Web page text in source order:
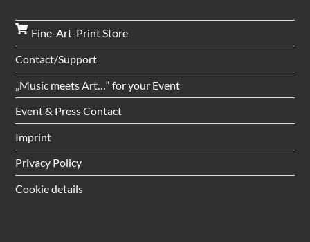
Fine-Art-Print Store
Contact/Support
„Music meets Art…“ for your Event
Event & Press Contact
Imprint
Privacy Policy
Cookie details